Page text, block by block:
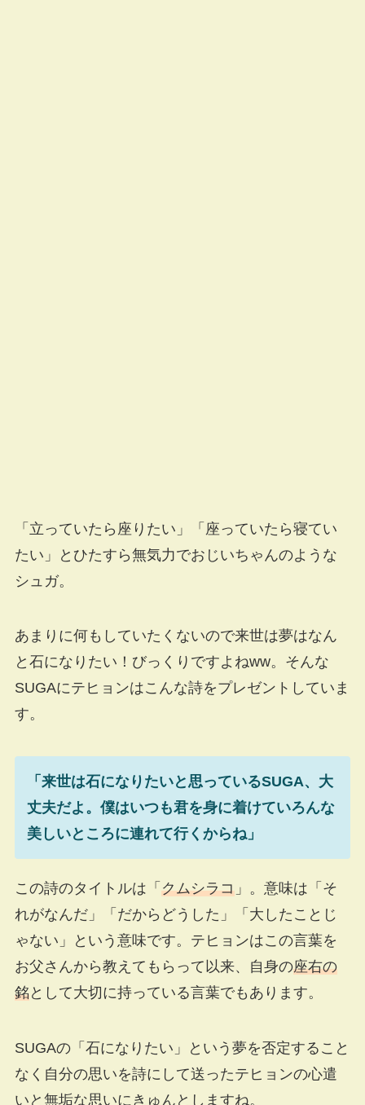
「立っていたら座りたい」「座っていたら寝てい
たい」とひたすら無気力でおじいちゃんのような
シュガ。
あまりに何もしていたくないので来世は夢はなん
と石になりたい！びっくりですよねww。そんな
SUGAにテヒョンはこんな詩をプレゼントしていま
す。
「来世は石になりたいと思っているSUGA、大
丈夫だよ。僕はいつも君を身に着けていろんな
美しいところに連れて行くからね」
この詩のタイトルは「 クムシラコ」。意味は「そ
れがなんだ」「だからどうした」「大したことじ
ゃない」という意味です。テヒョンはこの言葉を
お父さんから教えてもらって以来、自身の座右の
銘として大切に持っている言葉でもあります。
SUGAの「石になりたい」という夢を否定すること
なく自分の思いを詩にして送ったテヒョンの心遣
いと無垢な思いにきゅんとしますね。